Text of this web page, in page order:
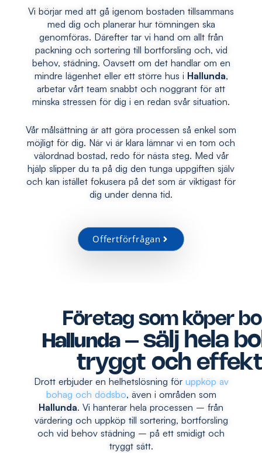
Vi börjar med att gå igenom bostaden tillsammans
med dig och planerar hur tömningen ska
genomföras. Därefter tar vi hand om allt från
packning och sortering till bortforsling och, vid
behov, städning. Oavsett om det handlar om en
mindre lägenhet eller ett större hus i Hallunda,
arbetar vårt team snabbt och noggrant för att
minska stressen för dig i en redan svår situation.
Vår målsättning är att göra processen så enkel som
möjligt för dig. När vi är klara lämnar vi en tom och
välordnad bostad, redo för nästa steg. Med vår
hjälp slipper du ta på dig den tunga uppgiften själv
och kan istället fokusera på det som är viktigast för
dig under denna tid.
Offertförfrågan
Företag som köper
Hallunda –sälj hela
tryggt och
Drott erbjuder en helhetslösning för uppköp av
bohag och dödsbo, även i områden som
Hallunda. Vi hanterar hela processen – från
värdering och uppköp till sortering, bortforsling
och vid behov städning – på ett smidigt och
tryggt sätt.